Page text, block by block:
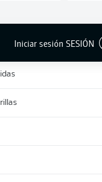
Iniciar sesión SESIÓN